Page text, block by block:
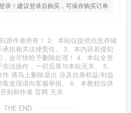
录！建议登录后购买，可保存购买订单
原作者所有！ 2、本站仅提供信息存储
担相关法律责任。 3、本内容若侵犯
会尽快给予删除处理！ 4、本站全资
法操作，一切后果与本站无关。 5、
请马上删除退出 涉及自身权益/利益
发现请向客服举报。 6、本教程仅供
则和作者 官网 无关
THE END